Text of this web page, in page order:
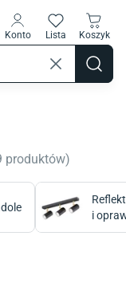
Konto Lista Koszyk
produktów)
i